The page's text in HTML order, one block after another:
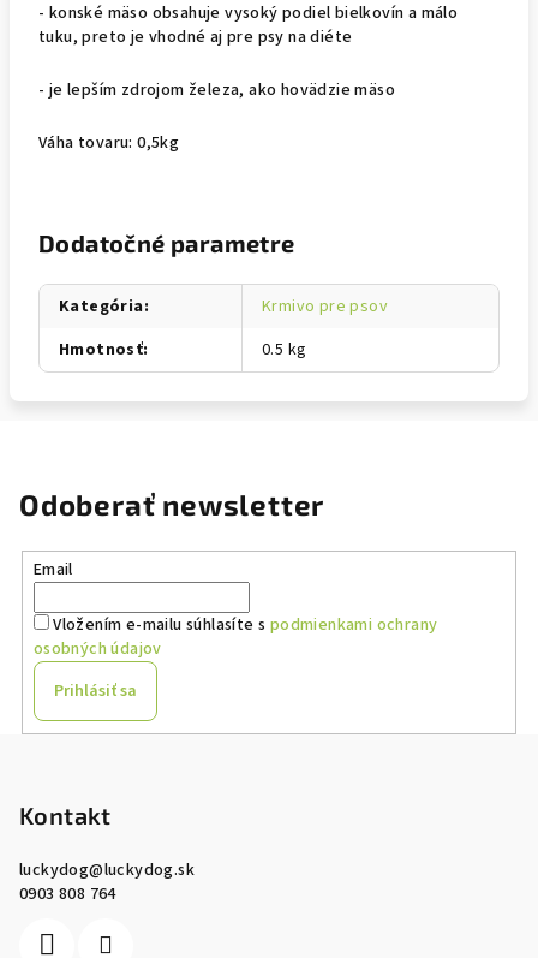
- konské mäso obsahuje vysoký podiel bielkovín a málo
tuku, preto je vhodné aj pre psy na diéte
- je lepším zdrojom železa, ako hovädzie mäso
Váha tovaru: 0,5kg
Dodatočné parametre
Kategória:
Krmivo pre psov
Hmotnosť: 0.5 kg
Odoberať newsletter
Email
Vložením e-mailu súhlasíte s podmienkami ochrany
osobných údajov
Prihlásiť sa
Kontakt
luckydog@luckydog.sk
0903 808 764